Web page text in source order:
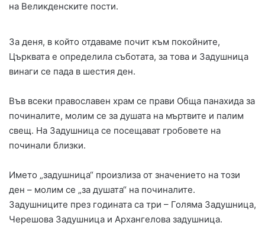
на Великденските пости.
За деня, в който отдаваме почит към покойните,
Църквата е определила съботата, за това и Задушница
винаги се пада в шестия ден.
Във всеки православен храм се прави Обща панахида за
починалите, молим се за душата на мъртвите и палим
свещ. На Задушница се посещават гробовете на
починали близки.
Името „задушница“ произлиза от значението на този
ден – молим се „за душата“ на починалите.
Задушниците през годината са три – Голяма Задушница,
Черешова Задушница и Архангелова задушница.